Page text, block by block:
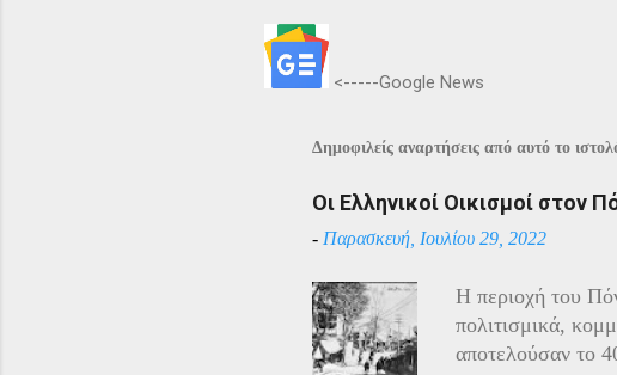
<-----Google News
Δημοφιλείς αναρτήσεις από αυτό το
Οι Ελληνικοί Οικισμοί στον
- Παρασκευή, Ιουλίου 29, 2022
Η περιοχή του
πολιτισμικά,
αποτελούσαν το